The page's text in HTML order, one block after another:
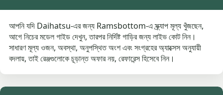
আপনি যদি Daihatsu-এর জন্য Ramsbottom-এ স্ক্র্যাপ মূল্য খুঁজছেন,
আগে নিচের মডেল গাইড দেখুন, তারপর নির্দিষ্ট গাড়ির জন্য লাইভ কোট নিন।
সাধারণ মূল্য ওজন, অবস্থা, অনুপস্থিত অংশ এবং সংগ্রহের অ্যাক্সেস অনুযায়ী
বদলায়, তাই রেঞ্জগুলোকে চূড়ান্ত অফার নয়, রেফারেন্স হিসেবে নিন।